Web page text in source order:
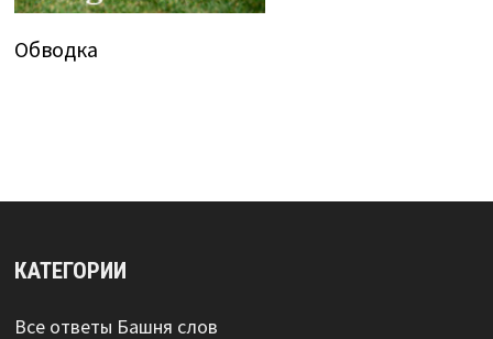
Обводка
КАТЕГОРИИ
Все ответы Башня слов